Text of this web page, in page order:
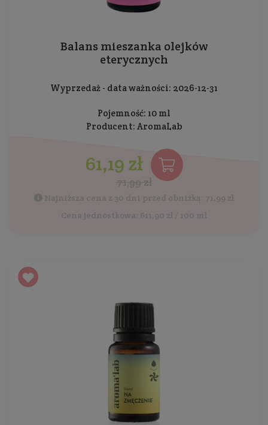
Balans mieszanka olejków
eterycznych
Wyprzedaż - data ważności: 2026-12-31
Pojemność: 10 ml
Producent: AromaLab
61,19 zł
71,99 zł
Najniższa cena z 30 dni przed obniżką: 71,99 zł
Cena jednostkowa: 611,90 zł / 100 ml